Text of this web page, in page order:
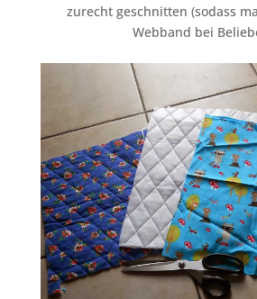
zurecht geschnitten (sodass
Webband bei